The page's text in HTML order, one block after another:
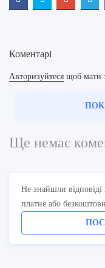
Коментарі
Авторизуйтеся щоб мати
Ще немає
Не знайшли відповіді
платне або